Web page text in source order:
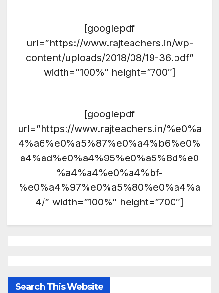
[googlepdf
url=”https://www.rajteachers.in/wp-
content/uploads/2018/08/19-36.pdf”
width=”100%” height=”700″]
[googlepdf
url=”https://www.rajteachers.in/%e0%a
4%a6%e0%a5%87%e0%a4%b6%e0%
a4%ad%e0%a4%95%e0%a5%8d%e0
%a4%a4%e0%a4%bf-
%e0%a4%97%e0%a5%80%e0%a4%a
4/” width=”100%” height=”700″]
Search This Website